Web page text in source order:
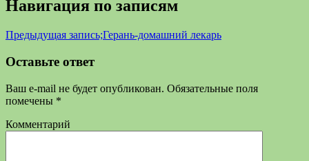
Навигация по записям
Предыдущая запись;Герань-домашний лекарь
Оставьте ответ
Ваш e-mail не будет опубликован. Обязательные поля
помечены *
Комментарий